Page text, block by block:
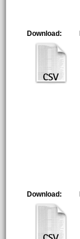
Download:
Download: